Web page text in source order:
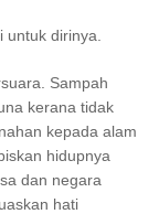
dirinya.
Sampah
kerana tidak
kepada alam
hidupnya
dan negara
hati